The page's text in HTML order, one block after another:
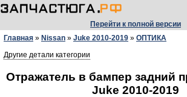
Перейти к полной версии
Главная » Nissan » Juke 2010-2019 » ОПТИКА
Другие детали категории
Отражатель в бампер задний
Juke 2010-2019